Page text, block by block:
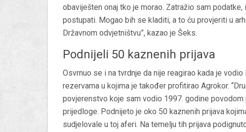
obaviješten onaj tko je morao. Zatražio sam
postupati. Mogao bih se kladiti, a to ću provjeriti u
Državnom odvjetništvu”, kazao je Šeks.
Podnijeli 50 kaznenih prijava
Osvrnuo se i na tvrdnje da nije reagirao kada je
rezervama u kojima je također profitirao Agrokor.
povjerenstvo koje sam vodio 1997. godine
prijedloge. Podnijeto je oko 50 kaznenih prijava
sudjelovale u toj aferi. Na temelju tih prijava